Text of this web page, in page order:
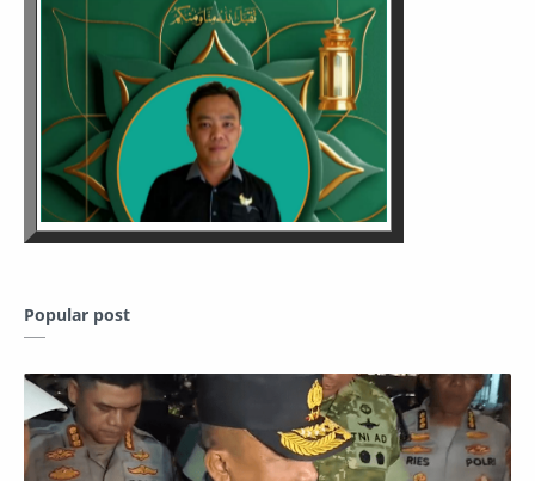
Popular post